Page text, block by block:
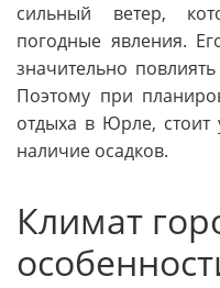
сильный ветер,
погодные явления.
значительно
Поэтому при
отдыха в Юрле, стоит
наличие осадков.
Климат